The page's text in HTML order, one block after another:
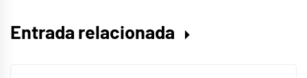
Entrada relacionada